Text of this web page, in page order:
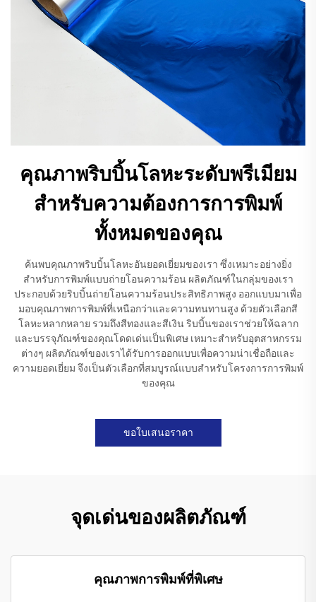
คุณภาพริบบิ้นโลหะระดับพรีเมียม
สำหรับความต้องการการพิมพ์
ทั้งหมดของคุณ
ค้นพบคุณภาพริบบิ้นโลหะอันยอดเยี่ยมของเรา ซึ่งเหมาะอย่างยิ่ง
สำหรับการพิมพ์แบบถ่ายโอนความร้อน ผลิตภัณฑ์ในกลุ่มของเรา
ประกอบด้วยริบบิ้นถ่ายโอนความร้อนประสิทธิภาพสูง ออกแบบมาเพื่อ
มอบคุณภาพการพิมพ์ที่เหนือกว่าและความทนทานสูง ด้วยตัวเลือกสี
โลหะหลากหลาย รวมถึงสีทองและสีเงิน ริบบิ้นของเราช่วยให้ฉลาก
และบรรจุภัณฑ์ของคุณโดดเด่นเป็นพิเศษ เหมาะสำหรับอุตสาหกรรม
ต่างๆ ผลิตภัณฑ์ของเราได้รับการออกแบบเพื่อความน่าเชื่อถือและ
ความยอดเยี่ยม จึงเป็นตัวเลือกที่สมบูรณ์แบบสำหรับโครงการการพิมพ์
ของคุณ
ขอใบเสนอราคา
จุดเด่นของผลิตภัณฑ์
คุณภาพการพิมพ์ที่พิเศษ